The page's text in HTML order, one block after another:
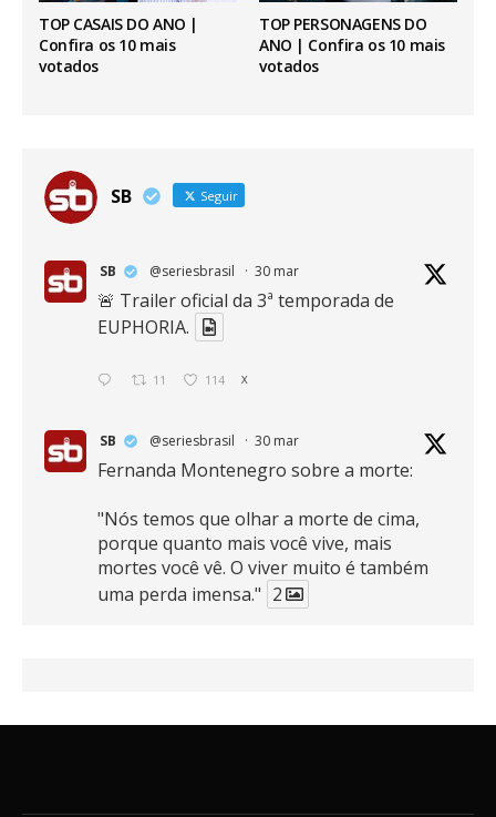
TOP CASAIS DO ANO |
Confira os 10 mais
votados
TOP PERSONAGENS DO
ANO | Confira os 10 mais
votados
SB Seguir
SB @seriesbrasil · 30 mar
🚨 Trailer oficial da 3ª temporada de
EUPHORIA.
11 114 X
SB @seriesbrasil · 30 mar
Fernanda Montenegro sobre a morte:
"Nós temos que olhar a morte de cima,
porque quanto mais você vive, mais
mortes você vê. O viver muito é também
uma perda imensa." 2